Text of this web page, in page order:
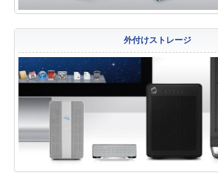
外付けストレージ